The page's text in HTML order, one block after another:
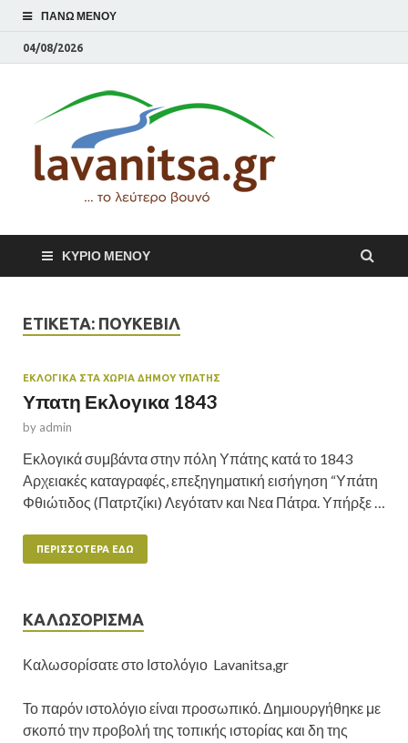
ΠΆΝΩ ΜΕΝΟΎ
04/08/2026
ΚΎΡΙΟ ΜΕΝΟΎ
ΕΤΙΚΈΤΑ: ΠΟΥΚΕΒΊΛ
ΕΚΛΟΓΙΚΆ ΣΤΑ ΧΩΡΙΑ ΔΗΜΟΥ ΥΠΑΤΗΣ
Υπατη Εκλογικα 1843
by admin
Εκλογικά συμβάντα στην πόλη Υπάτης κατά το 1843
Αρχειακές καταγραφές, επεξηγηματική εισήγηση “Υπάτη
Φθιώτιδος (Πατρτζίκι) Λεγότατν και Νεα Πάτρα. Υπήρξε …
ΠΕΡΙΣΣΌΤΕΡΑ ΕΔΏ
ΚΑΛΩΣΟΡΙΣΜΑ
Καλωσορίσατε στο Ιστολόγιο Lavanitsa,gr
Το παρόν ιστολόγιο είναι προσωπικό. Δημιουργήθηκε με
σκοπό την προβολή της τοπικής ιστορίας και δη της